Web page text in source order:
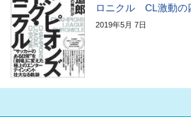
ロニクル CL激動の
2019年5月 7日